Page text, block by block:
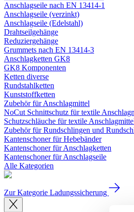
Anschlagseile nach EN 13414-1
Anschlagseile (verzinkt)
Anschlagseile (Edelstahl)
Drahtseilgehänge
Reduziergehänge
Grummets nach EN 13414-3
Anschlagketten GK8
GK8 Komponenten
Ketten diverse
Rundstahlketten
Kunststoffketten
Zubehör für Anschlagmittel
NoCut Schnittschutz für textile
Schutzschläuche für textile
Zubehör für Rundschlingen und
Kantenschoner für Hebebänder
Kantenschoner für Anschlagketten
Kantenschoner für Anschlagseile
Alle Kategorien
Zur Kategorie Ladungssicherung